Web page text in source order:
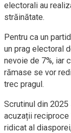
electorali au
străinătate.
Pentru ca un
un prag electoral
nevoie de 7%, iar
rămase se vor
trec pragul.
Scrutinul din
acuzații reciproce
ridicat al